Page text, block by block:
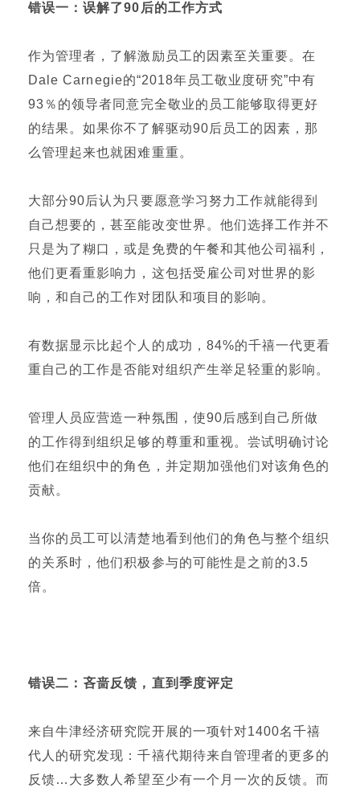
错误一：误解了90后的工作方式
作为管理者，了解激励员工的因素至关重要。在
Dale Carnegie的“2018年员工敬业度研究”中有
93％的领导者同意完全敬业的员工能够取得更好
的结果。如果你不了解驱动90后员工的因素，那
么管理起来也就困难重重。
大部分90后认为只要愿意学习努力工作就能得到
自己想要的，甚至能改变世界。他们选择工作并不
只是为了糊口，或是免费的午餐和其他公司福利，
他们更看重影响力，这包括受雇公司对世界的影
响，和自己的工作对团队和项目的影响。
有数据显示比起个人的成功，84%的千禧一代更看
重自己的工作是否能对组织产生举足轻重的影响。
管理人员应营造一种氛围，使90后感到自己所做
的工作得到组织足够的尊重和重视。尝试明确讨论
他们在组织中的角色，并定期加强他们对该角色的
贡献。
当你的员工可以清楚地看到他们的角色与整个组织
的关系时，他们积极参与的可能性是之前的3.5
倍。
错误二：吝啬反馈，直到季度评定
来自牛津经济研究院开展的一项针对1400名千禧
代人的研究发现：千禧代期待来自管理者的更多的
反馈…大多数人希望至少有一个月一次的反馈。而